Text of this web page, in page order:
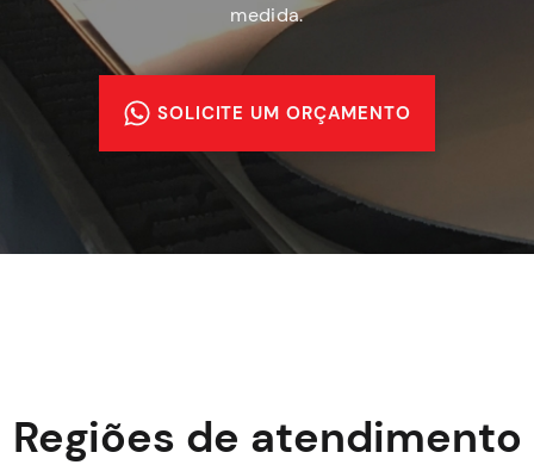
medida.
SOLICITE UM ORÇAMENTO
Regiões de atendimento